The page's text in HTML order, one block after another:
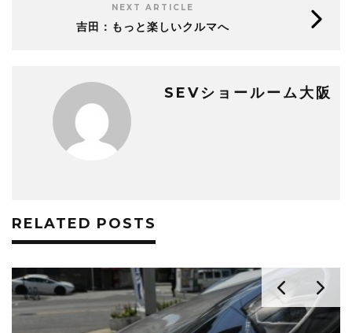
NEXT ARTICLE
吉田：もっと楽しいクルマへ
SEVショールーム大阪
RELATED POSTS